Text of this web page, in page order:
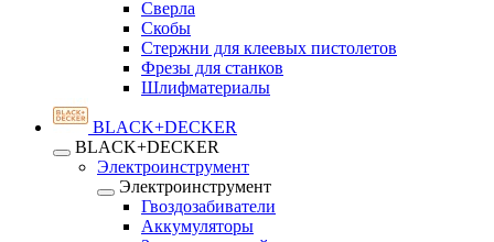
Сверла
Скобы
Стержни для клеевых пистолетов
Фрезы для станков
Шлифматериалы
BLACK+DECKER
BLACK+DECKER
Электроинструмент
Электроинструмент
Гвоздозабиватели
Аккумуляторы